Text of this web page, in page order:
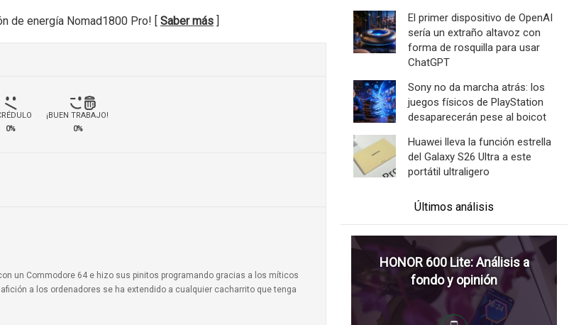
de energía Nomad1800 Pro! [ Saber más ]
0%
¡BUEN TRABAJO!
0%
un Commodore 64 e hizo sus pinitos programando gracias a los míticos
a los ordenadores se ha extendido a cualquier cacharrito que tenga
El primer dispositivo de OpenAI
sería un extraño altavoz con
forma de rosquilla para usar
ChatGPT
Sony no da marcha atrás: los
juegos físicos de PlayStation
desaparecerán pese al boicot
Huawei lleva la función estrella
del Galaxy S26 Ultra a este
portátil ultraligero
Últimos análisis
HONOR 600 Lite: Análisis a
fondo y opinión